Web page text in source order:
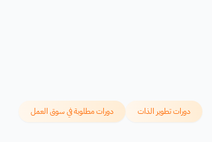
دورات تطوير الذات دورات مطلوبة في سوق العمل